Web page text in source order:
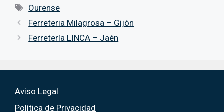
Etiquetas
Ourense
Ferreteria Milagrosa – Gijón
Ferretería LINCA – Jaén
Aviso Legal
Política de Privacidad